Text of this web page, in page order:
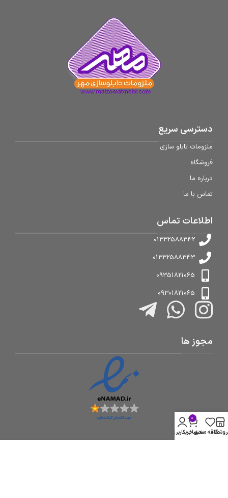
دسترسی سریع
ملزومات تابلو سازی
فروشگاه
درباره ما
تماس با ما
اطلاعات تماس
01332588342
01332588343
09351821065
09301821065
مجوز ها
علاقه مندی
0
سبد خرید
حساب کاربری من